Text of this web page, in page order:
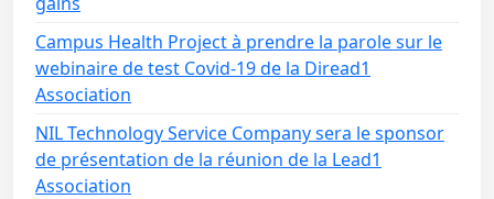
Campus Health Project à prendre la parole sur le
webinaire de test Covid-19 de la Diread1
Association
NIL Technology Service Company sera le sponsor
de présentation de la réunion de la Lead1
Association